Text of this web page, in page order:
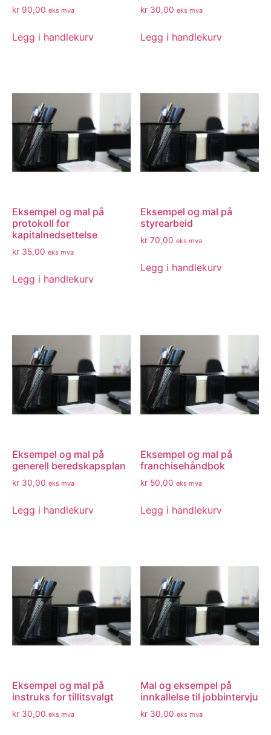
kr 90,00 eks mva
Legg i handlekurv
kr 30,00 eks mva
Legg i handlekurv
Eksempel og mal på
protokoll for
kapitalnedsettelse
kr 35,00 eks mva
Legg i handlekurv
Eksempel og mal på
styrearbeid
kr 70,00 eks mva
Legg i handlekurv
Eksempel og mal på
generell beredskapsplan
kr 30,00 eks mva
Legg i handlekurv
Eksempel og mal på
franchisehåndbok
kr 50,00 eks mva
Legg i handlekurv
Eksempel og mal på
instruks for tillitsvalgt
kr 30,00 eks mva
Mal og eksempel på
innkallelse til jobbintervju
kr 30,00 eks mva